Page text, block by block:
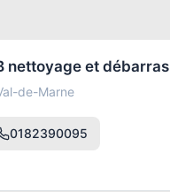
nettoyage et débarras
de-Marne
0182390095